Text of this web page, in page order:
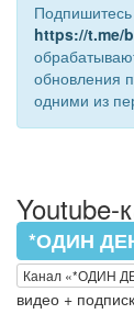
Подпишитесь
https://t.me/
обновления
одними из
Youtube-
*ОДИН
Канал «*ОДИН
видео +